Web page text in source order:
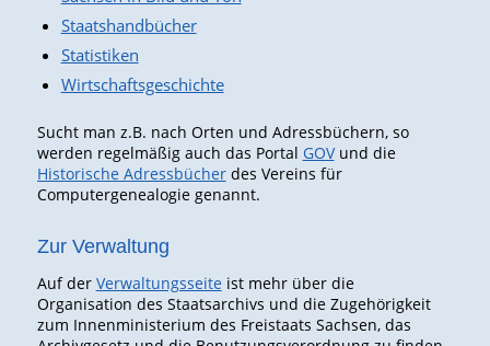
Staatshandbücher
Statistiken
Wirtschaftsgeschichte
Sucht man z.B. nach Orten und Adressbüchern, so
werden regelmäßig auch das Portal GOVund die
Historische Adressbücherdes Vereins für
Computergenealogie genannt.
Zur Verwaltung
Auf der Verwaltungsseite ist mehr über die
Organisation des Staatsarchivs und die Zugehörigkeit
zum Innenministerium des Freistaats Sachsen, das